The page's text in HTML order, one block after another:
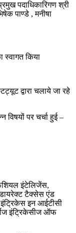
पदाधिकारिगण श्री
पाण्डे , मनीषा
स्वागत किया
द्वारा चलाये जा रहे
विषयों पर चर्चा हुई –
इंटेलिजेंस,
टैक्सेस एंड
इन आईटीसी
इंट्रिकेसीज ऑफ